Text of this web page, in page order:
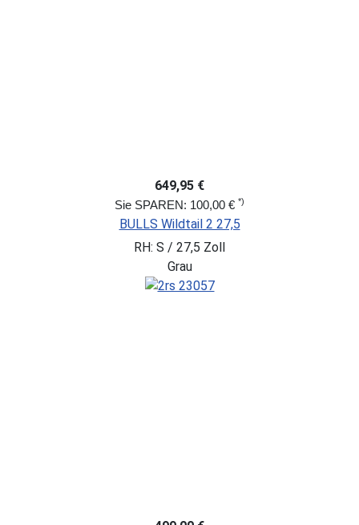
649,95 €
Sie SPAREN: 100,00 € *)
BULLS Wildtail 2 27,5
RH: S / 27,5 Zoll
Grau